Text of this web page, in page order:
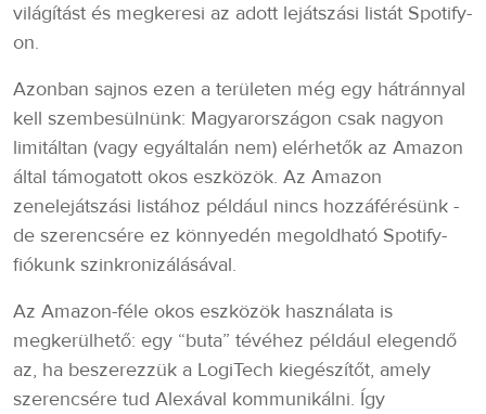
világítást és megkeresi az adott lejátszási listát Spotify-
on.
Azonban sajnos ezen a területen még egy hátránnyal
kell szembesülnünk: Magyarországon csak nagyon
limitáltan (vagy egyáltalán nem) elérhetők az Amazon
által támogatott okos eszközök. Az Amazon
zenelejátszási listához például nincs hozzáférésünk -
de szerencsére ez könnyedén megoldható Spotify-
fiókunk szinkronizálásával.
Az Amazon-féle okos eszközök használata is
megkerülhető: egy “buta” tévéhez például elegendő
az, ha beszerezzük a LogiTech kiegészítőt, amely
szerencsére tud Alexával kommunikálni. Így